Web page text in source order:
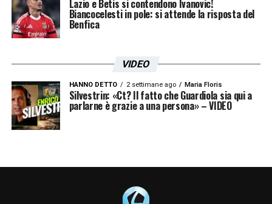
Lazio e Betis si contendono Ivanovic!
Biancocelesti in pole: si attende la risposta del
Benfica
VIDEO
HANNO DETTO 2 settimane ago Maria Floris
Silvestrin: «Ct? Il fatto che Guardiola sia qui a
parlarne è grazie a una persona» – VIDEO